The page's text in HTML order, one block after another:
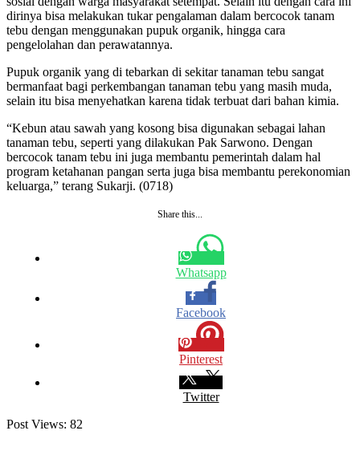
dirinya bisa melakukan tukar pengalaman dalam bercocok tanam
tebu dengan menggunakan pupuk organik, hingga cara
pengelolahan dan perawatannya.
Pupuk organik yang di tebarkan di sekitar tanaman tebu sangat
bermanfaat bagi perkembangan tanaman tebu yang masih muda,
selain itu bisa menyehatkan karena tidak terbuat dari bahan kimia.
“Kebun atau sawah yang kosong bisa digunakan sebagai lahan
tanaman tebu, seperti yang dilakukan Pak Sarwono. Dengan
bercocok tanam tebu ini juga membantu pemerintah dalam hal
program ketahanan pangan serta juga bisa membantu perekonomian
keluarga,” terang Sukarji. (0718)
Share this...
Whatsapp
Facebook
Pinterest
Twitter
Post Views: 82